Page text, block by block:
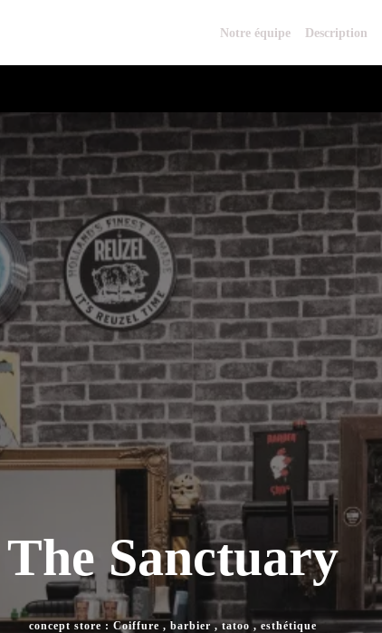
Notre équipe Description
The Sanctuary
concept store : Coiffure , barbier , tatoo , esthétique